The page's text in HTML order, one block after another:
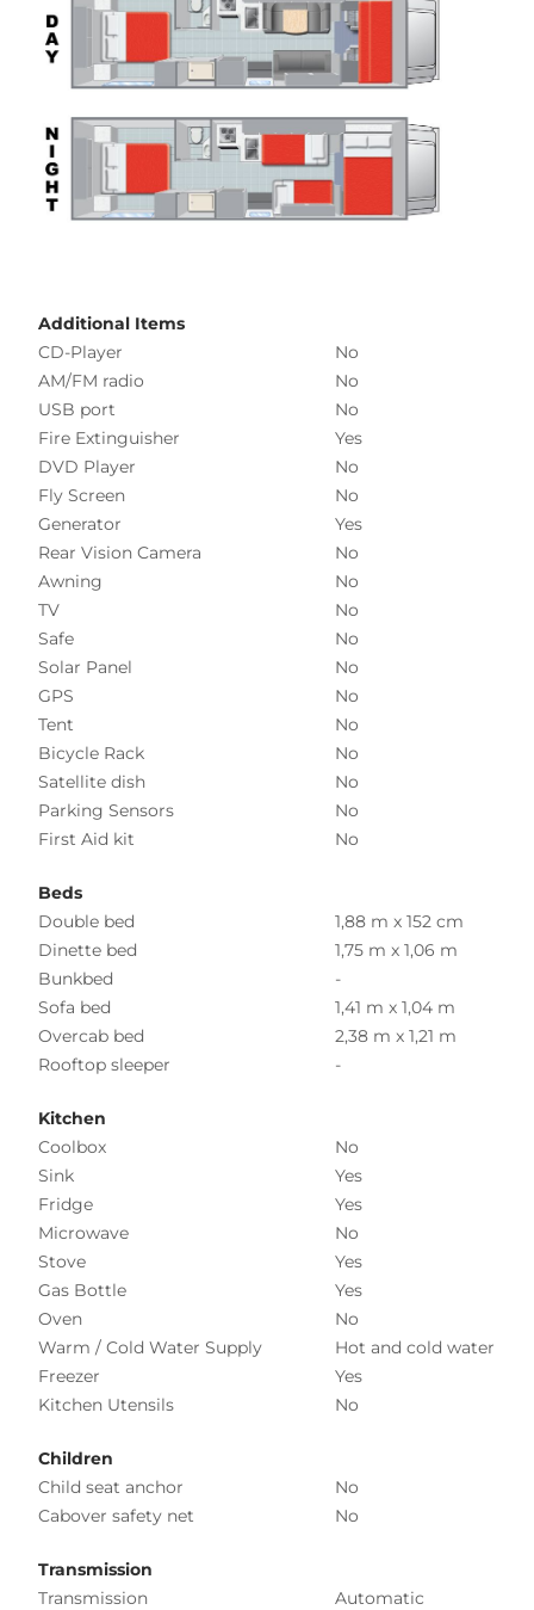
Additional Items
CD-Player
No
AM/FM radio
No
USB port
No
Fire Extinguisher
Yes
DVD Player
No
Fly Screen
No
Generator
Yes
Rear Vision Camera
No
Awning
No
TV
No
Safe
No
Solar Panel
No
GPS
No
Tent
No
Bicycle Rack
No
Satellite dish
No
Parking Sensors
No
First Aid kit
No
Beds
Double bed
1,88 m x 152 cm
Dinette bed
1,75 m x 1,06 m
Bunkbed
-
Sofa bed
1,41 m x 1,04 m
Overcab bed
2,38 m x 1,21 m
Rooftop sleeper
-
Kitchen
Coolbox
No
Sink
Yes
Fridge
Yes
Microwave
No
Stove
Yes
Gas Bottle
Yes
Oven
No
Warm / Cold Water Supply
Hot and cold water
Freezer
Yes
Kitchen Utensils
No
Children
Child seat anchor
No
Cabover safety net
No
Transmission
Transmission
Automatic